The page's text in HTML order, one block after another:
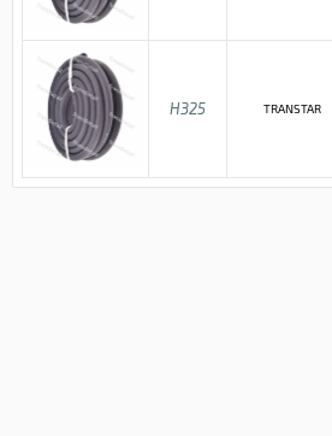
H325 TRANSTAR